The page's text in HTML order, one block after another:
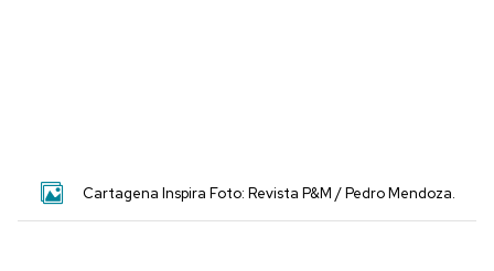
Cartagena Inspira Foto: Revista P&M / Pedro Mendoza.